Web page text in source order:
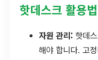
핫데스크 활용법
자원 관리: 핫데
해야 합니다. 고